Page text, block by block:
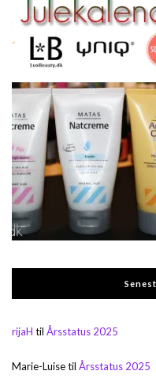
rijaH til Årsstatus 2025
Marie-Luisetil Årsstatus 2025